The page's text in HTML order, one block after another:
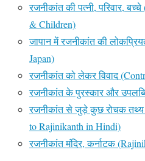
रजनीकांत की पत्नी, परिवार,
& Children)
जापान में रजनीकांत की
Japan)
रजनीकांत को लेकर विवाद
रजनीकांत के पुरस्कार और
रजनीकांत से जुड़े कुछ रोचक तथ्य
to Rajinikanth in Hindi)
रजनीकांत मंदिर, कर्नाटक